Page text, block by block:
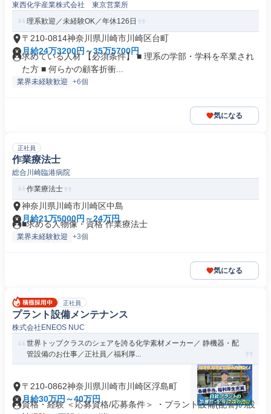
東西化学産業株式会社 東京営業所
理系歓迎／未経験OK／年休126日
〒210-0814神奈川県川崎市川崎区台町
月給24万3200円～35万5700円
求めている人材 【必須条件】 ■ 理系の学部・学科を卒業され
た方 ■ 何らかの顧客折衝...
業界未経験歓迎 +6個
気になる
正社員
作業療法士
総合川崎臨港病院
作業療法士
神奈川県川崎市川崎区中島
月給21万5000円～24万円
■求める人物像・資格 作業療法士
業界未経験歓迎 +3個
気になる
正社員
プラント設備メンテナンス
株式会社ENEOS NUC
世界トップクラスのシェアを誇る化学素材メーカー／ 静機器・配
管設備のお仕事／正社員／福利厚...
〒210-0862神奈川県川崎市川崎区浮島町
月給30万円～40万円
資格・経験 ＜応募資格/応募条件＞ ・プラント設備(配管)の設